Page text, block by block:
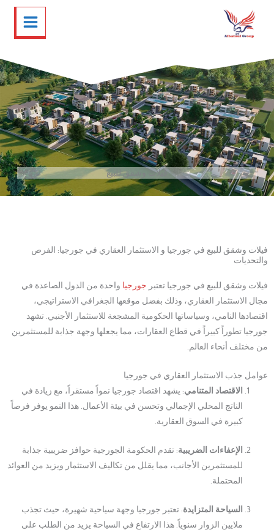
تخطي
المحتوى
فيلات وشقق للبيع
فيلات وشقق للبيع في جورجيا و الاستثمار العقاري في جورجيا: الفرص
والتحديات
فيلات وشقق للبيع في جورجيا تعتبر جورجيا واحدة من الدول الصاعدة في
مجال الاستثمار العقاري، وذلك بفضل موقعها الجغرافي الاستراتيجي،
اقتصادها النامي، وسياساتها الحكومية المشجعة للاستثمار الأجنبي. تشهد
جورجيا تطوراً كبيراً في قطاع العقارات، مما يجعلها وجهة جذابة للمستثمرين
من مختلف أنحاء العالم.
عوامل جذب الاستثمار العقاري في جورجيا
الاقتصاد المتنامي: يشهد اقتصاد جورجيا نمواً مستقراً، مع زيادة في
الناتج المحلي الإجمالي وتحسن في بيئة الأعمال. هذا النمو يوفر فرصاً
كبيرة في السوق العقارية.
الإعفاءات الضريبية: تقدم الحكومة الجورجية حوافز ضريبية جذابة
للمستثمرين الأجانب، مما يقلل من تكاليف الاستثمار ويزيد من العوائد
المحتملة.
السياحة المتزايدة: تعتبر جورجيا وجهة سياحية شهيرة، حيث تجذب
ملايين الزوار سنوياً. هذا الارتفاع في السياحة يزيد من الطلب على
تويترفيسبوك